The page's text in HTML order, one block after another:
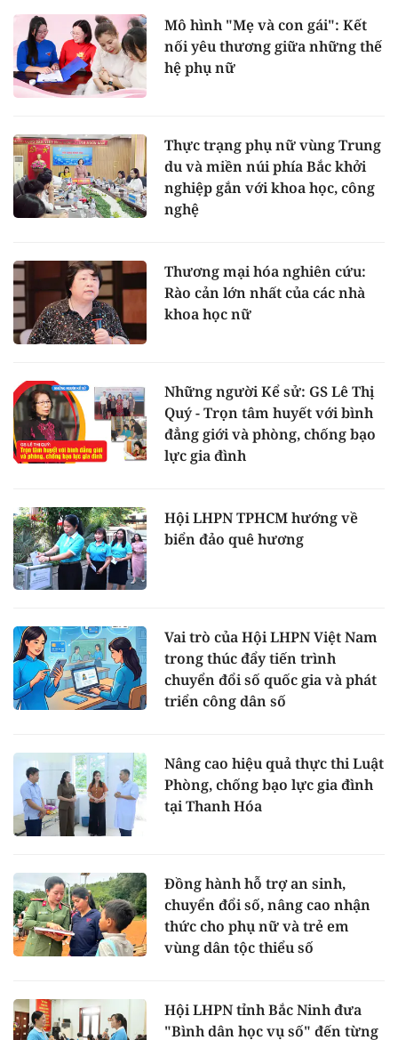
Mô hình "Mẹ và con gái": Kết
nối yêu thương giữa những thế
hệ phụ nữ
Thực trạng phụ nữ vùng Trung
du và miền núi phía Bắc khởi
nghiệp gắn với khoa học, công
nghệ
Thương mại hóa nghiên cứu:
Rào cản lớn nhất của các nhà
khoa học nữ
Những người Kể sử: GS Lê Thị
Quý - Trọn tâm huyết với bình
đẳng giới và phòng, chống bạo
lực gia đình
Hội LHPN TPHCM hướng về
biển đảo quê hương
Vai trò của Hội LHPN Việt Nam
trong thúc đẩy tiến trình
chuyển đổi số quốc gia và phát
triển công dân số
Nâng cao hiệu quả thực thi Luật
Phòng, chống bạo lực gia đình
tại Thanh Hóa
Đồng hành hỗ trợ an sinh,
chuyển đổi số, nâng cao nhận
thức cho phụ nữ và trẻ em
vùng dân tộc thiểu số
Hội LHPN tỉnh Bắc Ninh đưa
"Bình dân học vụ số" đến từng